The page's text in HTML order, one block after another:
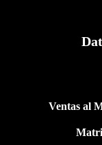
Ventas al